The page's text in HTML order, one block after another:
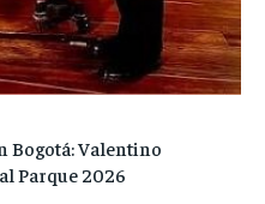
Bogotá: Valentino
Parque 2026